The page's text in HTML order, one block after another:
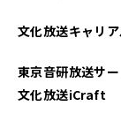
文化放送キャリ
東京音研放送サ
文化放送iCraft